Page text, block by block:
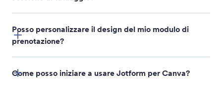
conforme a GDPR, CCPA e PCI-DSS,
moduli crittografati, protezione tramite password e
Posso personalizzare il design del mio modulo di
prenotazione?
Come posso iniziare a usare Jotform per Canva?